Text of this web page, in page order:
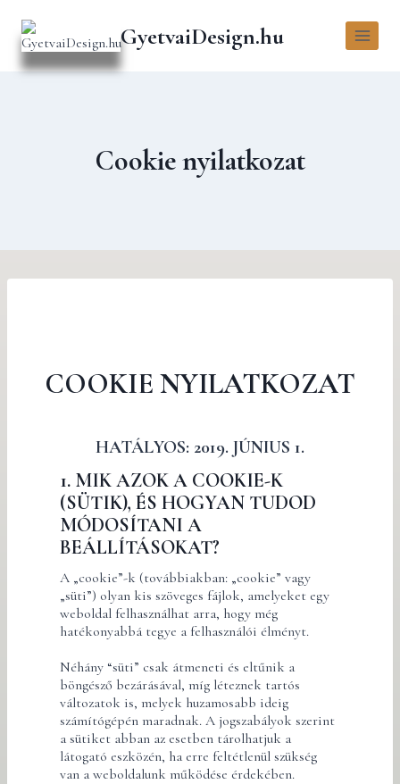
GyetvaiDesign.hu
Cookie nyilatkozat
COOKIE NYILATKOZAT
HATÁLYOS: 2019. JÚNIUS 1.
1. MIK AZOK A COOKIE-K
(SÜTIK), ÉS HOGYAN TUDOD
MÓDOSÍTANI A
BEÁLLÍTÁSOKAT?
A „cookie”-k (továbbiakban: „cookie” vagy
„süti”) olyan kis szöveges fájlok, amelyeket egy
weboldal felhasználhat arra, hogy még
hatékonyabbá tegye a felhasználói élményt.
Néhány “süti” csak átmeneti és eltűnik a
böngésző bezárásával, míg léteznek tartós
változatok is, melyek huzamosabb ideig
számítógépén maradnak. A jogszabályok szerint
a sütiket abban az esetben tárolhatjuk a
látogató eszközén, ha erre feltétlenül szükség
van a weboldalunk működése érdekében.